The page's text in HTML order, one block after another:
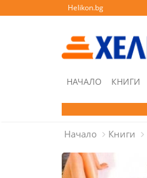
Helikon.bg
НАЧАЛО КНИГИ
Начало Книги